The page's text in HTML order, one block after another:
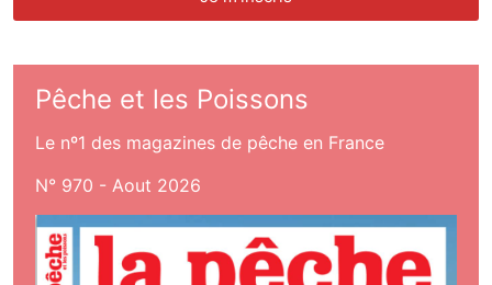
Pêche et les Poissons
Le nº1 des magazines de pêche en France
N° 970 - Aout 2026